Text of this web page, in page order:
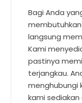
Bagi Anda
membutuhkan
langsung
Kami
pastinya
terjangkau.
menghubungi
kami